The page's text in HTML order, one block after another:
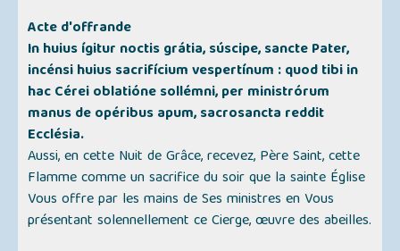
Acte d'offrande
In huius ígitur noctis grátia, súscipe, sancte Pater,
incénsi huius sacrifícium vespertínum : quod tibi in
hac Cérei oblatióne sollémni, per ministrórum
manus de opéribus apum, sacrosancta reddit
Ecclésia.
Aussi, en cette Nuit de Grâce, recevez, Père Saint, cette
Flamme comme un sacrifice du soir que la sainte Église
Vous offre par les mains de Ses ministres en Vous
présentant solennellement ce Cierge, œuvre des abeilles.